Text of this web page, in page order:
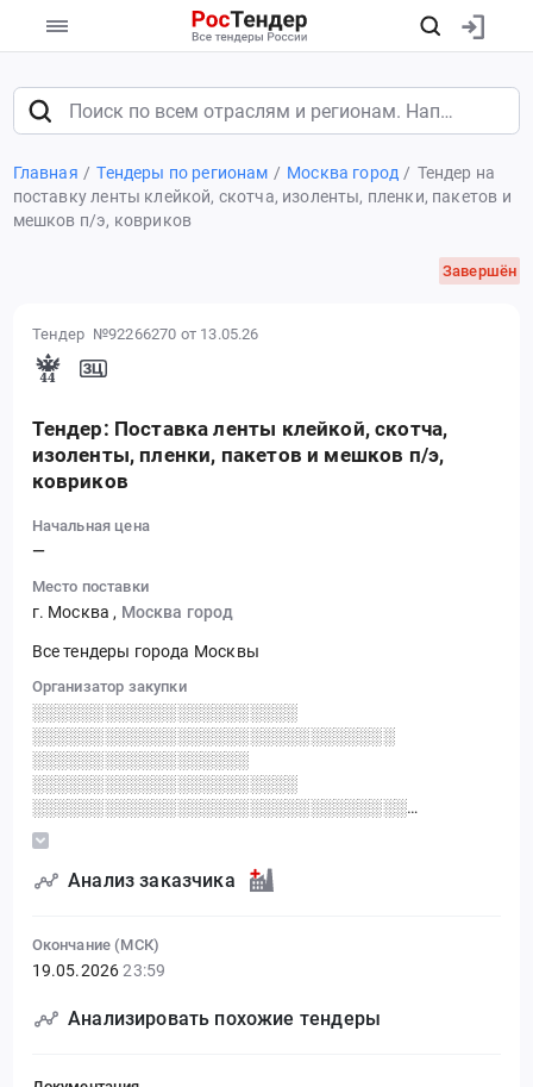
Главная Тендеры по регионам Москва город
Тендер на
поставку ленты клейкой, скотча, изоленты, пленки, пакетов и
мешков п/э, ковриков
Завершён
Тендер №92266270 от 13.05.26
Тендер: Поставка ленты клейкой, скотча,
изоленты, пленки, пакетов и мешков п/э,
ковриков
Начальная цена
—
Место поставки
г. Москва , Москва город
Все тендеры города Москвы
Организатор закупки
░░░░░░░░░░░░░░░░░░░░░░
░░░░░░░░░░░░░░░░░░░░░░░░░░░░░░
░░░░░░░░░░░░░░░░░░
░░░░░░░░░░░░░░░░░░░░░░
░░░░░░░░░░░░░░░░░░░░░░░░░░░░░░░
░░░░░░░░░░░░░░░░░░░░ ░░░░
░░░░░░░░░░░░░░░░░░░░░░
░░░░░░░░░░░░░░░░░░░░ ░░░░░░░░░░░░░░░░ ░░
Анализ заказчика
Окончание (МСК)
19.05.2026 23:59
Анализировать похожие тендеры